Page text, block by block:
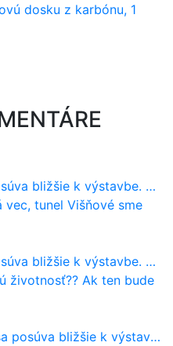
dosku z karbónu, 1
výstavbe. NDS urobila dôležitý krok
tunel Višňové sme
výstavbe. NDS urobila dôležitý krok
životnosť?? Ak ten bude
k výstavbe. NDS urobila dôležitý krok